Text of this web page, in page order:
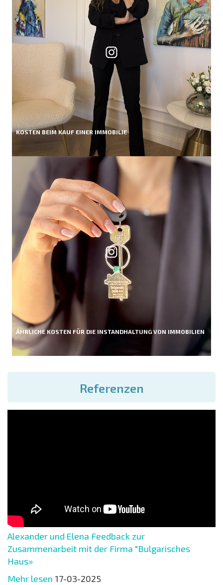
KOSTEN BEIM KAUF EINER IMMOBILIE
ÄHRLICHE KOSTEN FÜR DIE INSTANDHALTUNG VON IMMOBILIEN
Referenzen
Alexander und Elena Feedback zur
Zusammenarbeit mit der Firma "Bulgarisches
Haus»
Mehr lesen 17-03-2025